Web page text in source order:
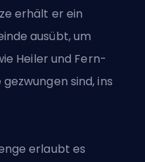
erhält er ein
ausübt, um
Heiler und Fern-
gezwungen sind, ins
erlaubt es